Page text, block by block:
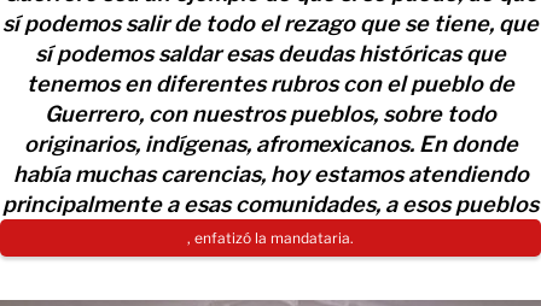
sí podemos salir de todo el rezago que se tiene, que
sí podemos saldar esas deudas históricas que
tenemos en diferentes rubros con el pueblo de
Guerrero, con nuestros pueblos, sobre todo
originarios, indígenas, afromexicanos. En donde
había muchas carencias, hoy estamos atendiendo
principalmente a esas comunidades, a esos pueblos
, enfatizó la mandataria.